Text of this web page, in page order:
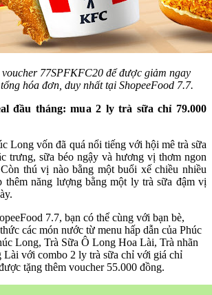
77SPFKFC20 để được giảm ngay
hóa đơn, duy nhất tại ShopeeFood 7.7.
đầu tháng: mua 2 ly trà sữa chỉ 79.000
Long vốn đã quá nổi tiếng với hội mê trà sữa
trưng, sữa béo ngậy và hương vị thơm ngon
thú vị nào bằng một buổi xế chiều nhiều
thêm năng lượng bằng một ly trà sữa đậm vị
7.7, bạn có thể cùng với bạn bè,
các món nước từ menu hấp dẫn của Phúc
Long, Trà Sữa Ô Long Hoa Lài, Trà nhãn
với combo 2 ly trà sữa chỉ với giá chỉ
tặng thêm voucher 55.000 đồng.